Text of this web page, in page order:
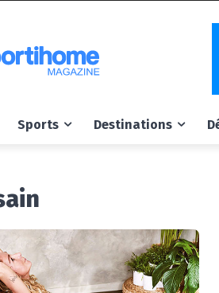
Sports Destinations